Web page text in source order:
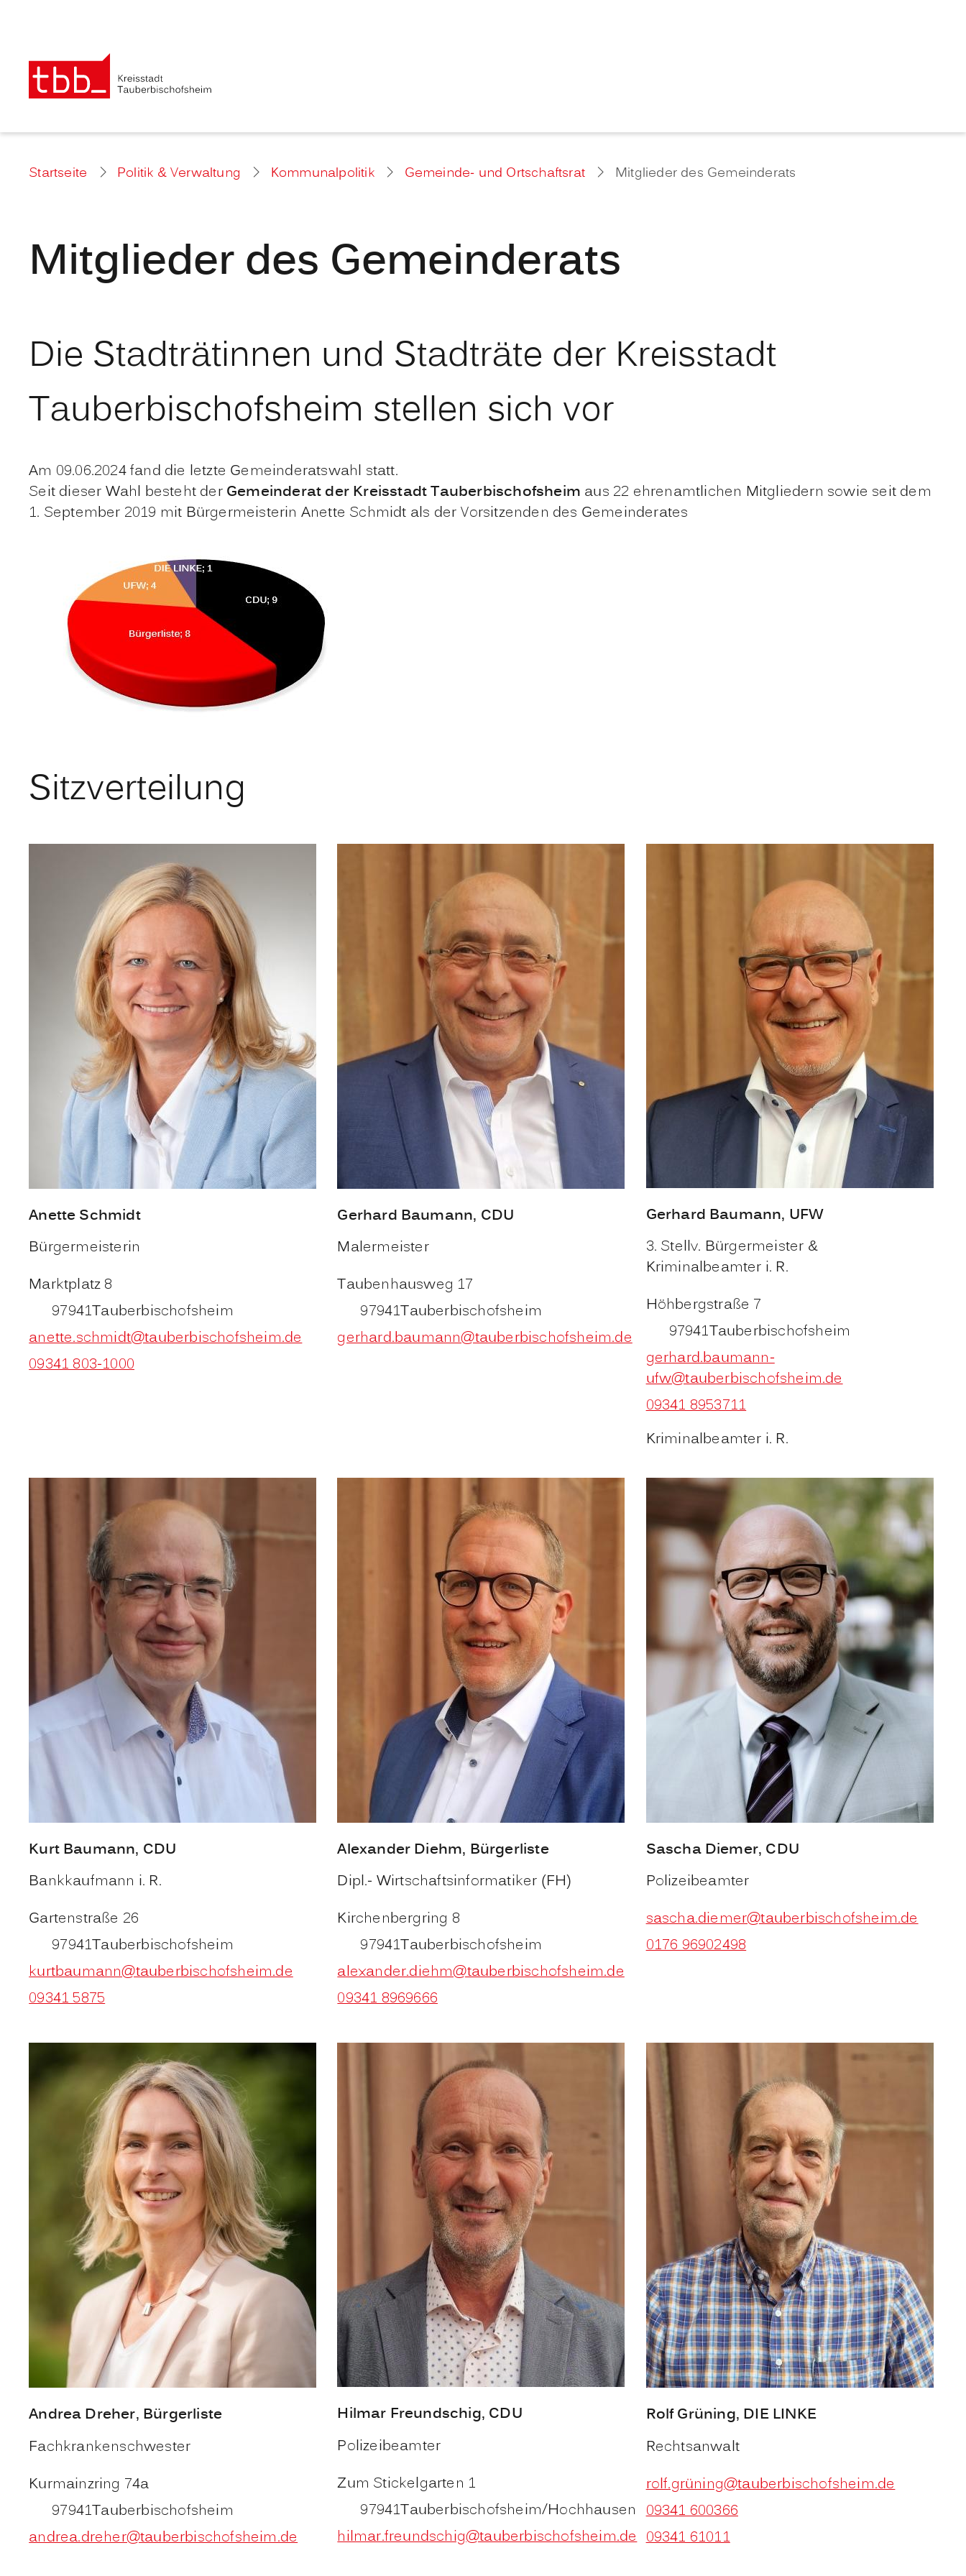
Startseite Politik & Verwaltung Kommunalpolitik Gemeinde- und Ortschaftsrat Mitglieder des Gemeinderats
Mitglieder des Gemeinderats
Die Stadträtinnen und Stadträte der Kreisstadt
Tauberbischofsheim stellen sich vor
Am 09.06.2024 fand die letzte Gemeinderatswahl statt.
Seit dieser Wahl besteht der Gemeinderat der Kreisstadt Tauberbischofsheim aus 22 ehrenamtlichen Mitgliedern sowie seit dem
1. September 2019 mit Bürgermeisterin Anette Schmidt als der Vorsitzenden des Gemeinderates
Sitzverteilung
Anette Schmidt
Bürgermeisterin
Marktplatz 8
97941Tauberbischofsheim
anette.schmidt@tauberbischofsheim.de
09341 803-1000
Gerhard Baumann, CDU
Malermeister
Taubenhausweg 17
97941Tauberbischofsheim
gerhard.baumann@tauberbischofsheim.de
Gerhard Baumann, UFW
3. Stellv. Bürgermeister &
Kriminalbeamter i. R.
Höhbergstraße 7
97941Tauberbischofsheim
gerhard.baumann-
ufw@tauberbischofsheim.de
09341 8953711
Kriminalbeamter i. R.
Kurt Baumann, CDU
Bankkaufmann i. R.
Gartenstraße 26
97941Tauberbischofsheim
kurtbaumann@tauberbischofsheim.de
09341 5875
Alexander Diehm, Bürgerliste
Dipl.- Wirtschaftsinformatiker (FH)
Kirchenbergring 8
97941Tauberbischofsheim
alexander.diehm@tauberbischofsheim.de
09341 8969666
Sascha Diemer, CDU
Polizeibeamter
sascha.diemer@tauberbischofsheim.de
0176 96902498
Andrea Dreher, Bürgerliste
Fachkrankenschwester
Kurmainzring 74a
97941Tauberbischofsheim
andrea.dreher@tauberbischofsheim.de
Hilmar Freundschig, CDU
Polizeibeamter
Zum Stickelgarten 1
97941Tauberbischofsheim/Hochhausen
hilmar.freundschig@tauberbischofsheim.de
RolfGrüning, DIE LINKE
Rechtsanwalt
rolf.grüning@tauberbischofsheim.de
09341 600366
09341 61011